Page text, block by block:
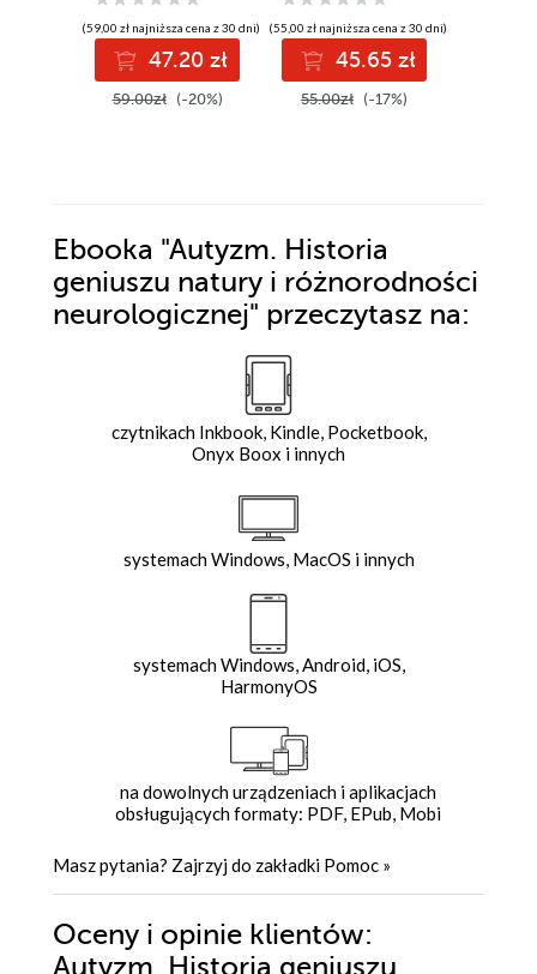
(59,00 zł najniższa cena z 30 dni)
47.20 zł
59.00zł (-20%)
(55,00 zł najniższa cena z 30 dni)
45.65 zł
55.00zł (-17%)
Ebooka "Autyzm. Historia
geniuszu natury i różnorodności
neurologicznej" przeczytasz na:
czytnikach Inkbook, Kindle, Pocketbook,
Onyx Boox i innych
systemach Windows, MacOS i innych
systemach Windows, Android, iOS,
HarmonyOS
na dowolnych urządzeniach i aplikacjach
obsługujących formaty: PDF, EPub, Mobi
Masz pytania? Zajrzyj do zakładki Pomoc »
Oceny i opinie klientów:
Autyzm. Historia geniuszu